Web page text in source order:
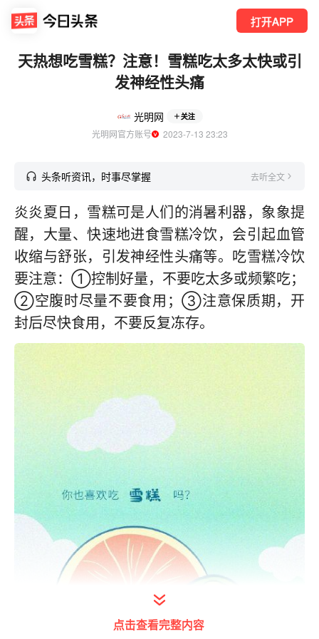
打开APP
天热想吃雪糕？注意！雪糕吃太多太快或引
发神经性头痛
光明网 关注
光明网官方账号
  2023-7-13 23:23
头条听资讯，时事尽掌握 去听全文
炎炎夏日，雪糕可是人们的消暑利器，象象提
醒，大量、快速地进食雪糕冷饮，会引起血管
收缩与舒张，引发神经性头痛等。吃雪糕冷饮
要注意：①控制好量，不要吃太多或频繁吃；
②空腹时尽量不要食用；③注意保质期，开
封后尽快食用，不要反复冻存。
点击查看完整内容